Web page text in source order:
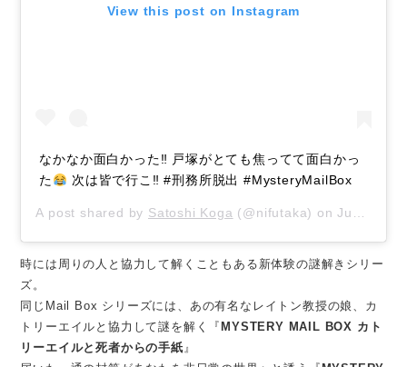
View this post on Instagram
なかなか面白かった‼︎ 戸塚がとても焦ってて面白かっ
た
次は皆で行こ‼︎ #刑務所脱出 #MysteryMailBox
A post shared by Satoshi Koga (@nifutaka) onJun 12, 2018 at 1:56am PDT
時には周りの人と協力して解くこともある新体験の謎解きシリー
ズ。
同じMail Box シリーズには、あの有名なレイトン教授の娘、カ
トリーエイルと協力して謎を解く『 MYSTERY MAIL BOX カト
リーエイルと死者からの手紙』